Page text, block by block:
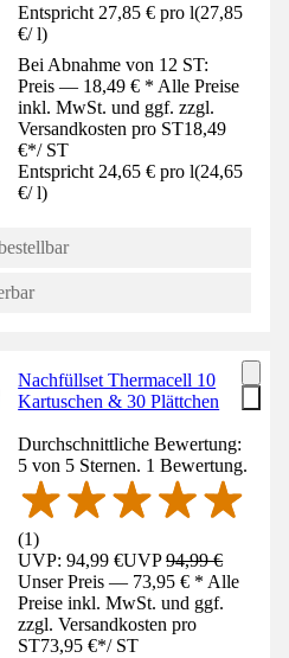
Entspricht 27,85 € pro l(27,85
€/ l)
Bei Abnahme von 12 ST:
Preis — 18,49 € * Alle Preise
inkl. MwSt. und ggf. zzgl.
Versandkosten pro ST18,49
€*/ ST
Entspricht 24,65 € pro l(24,65
€/ l)
Nachfüllset Thermacell 10
Kartuschen & 30 Plättchen
Durchschnittliche Bewertung:
5 von 5 Sternen. 1 Bewertung.
(1)
UVP: 94,99 €UVP94,99 €
Unser Preis — 73,95 € * Alle
Preise inkl. MwSt. und ggf.
zzgl. Versandkosten pro
ST73,95 €*/ ST